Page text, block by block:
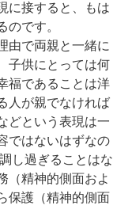
に接すると、もは
のです。
由で両親と一緒に
子供にとっては何
福であることは洋
人が親でなければ
どという表現は一
ではないはずなの
し過ぎることはな
（精神的側面およ
保護（精神的側面